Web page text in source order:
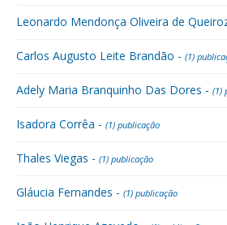
Leonardo Mendonça Oliveira de
Carlos Augusto Leite Brandão - (1)
Adely Maria Branquinho Das Dores - (1)
Isadora Corrêa - (1) publicação
Thales Viegas - (1) publicação
Gláucia Fernandes - (1) publicação